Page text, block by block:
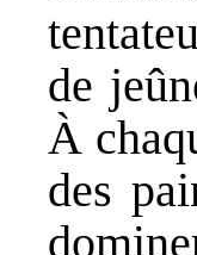
de
À
des